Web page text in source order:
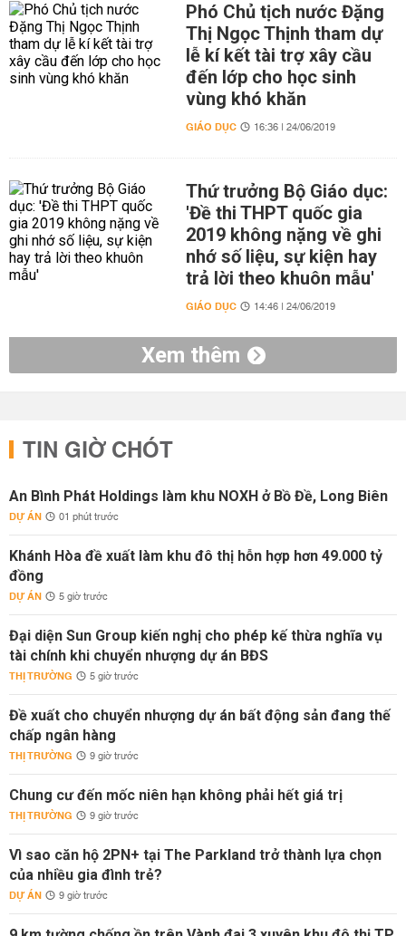
Phó Chủ tịch nước Đặng
Thị Ngọc Thịnh tham dự
lễ kí kết tài trợ xây cầu
đến lớp cho học sinh
vùng khó khăn
GIÁO DỤC 16:36 | 24/06/2019
Thứ trưởng Bộ Giáo dục:
'Đề thi THPT quốc gia
2019 không nặng về ghi
nhớ số liệu, sự kiện hay
trả lời theo khuôn mẫu'
GIÁO DỤC 14:46 | 24/06/2019
Xem thêm
TIN GIỜ CHÓT
An Bình Phát Holdings làm khu NOXH ở Bồ Đề, Long Biên
DỰ ÁN 01 phút trước
Khánh Hòa đề xuất làm khu đô thị hỗn hợp hơn 49.000 tỷ
đồng
DỰ ÁN 5 giờ trước
Đại diện Sun Group kiến nghị cho phép kế thừa nghĩa vụ
tài chính khi chuyển nhượng dự án BĐS
THỊ TRƯỜNG 5 giờ trước
Đề xuất cho chuyển nhượng dự án bất động sản đang thế
chấp ngân hàng
THỊ TRƯỜNG 9 giờ trước
Chung cư đến mốc niên hạn không phải hết giá trị
THỊ TRƯỜNG 9 giờ trước
Vì sao căn hộ 2PN+ tại The Parkland trở thành lựa chọn
của nhiều gia đình trẻ?
DỰ ÁN 9 giờ trước